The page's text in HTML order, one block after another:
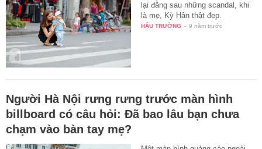
lại đằng sau những scandal, khi
là mẹ, Kỳ Hân thật đẹp.
HẬU TRƯỜNG - 9 năm trước
Người Hà Nội rưng rưng trước màn hình
billboard có câu hỏi: Đã bao lâu bạn chưa
chạm vào bàn tay mẹ?